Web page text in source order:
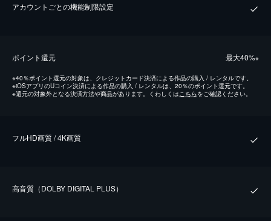
アカウントごとの機能制限設定
ポイント還元 最⼤40%※
※40％ポイント還元の対象は、クレジットカード決済による作品の購入 / レンタルです。
※iOSアプリのUコイン決済による作品の購入 / レンタルは、20％のポイント還元です。
※還元の対象外となる決済方法や商品があります。くわしくは こちらをご確認ください。
フルHD画質 / 4K画質
⾼⾳質（DOLBY DIGITAL PLUS）